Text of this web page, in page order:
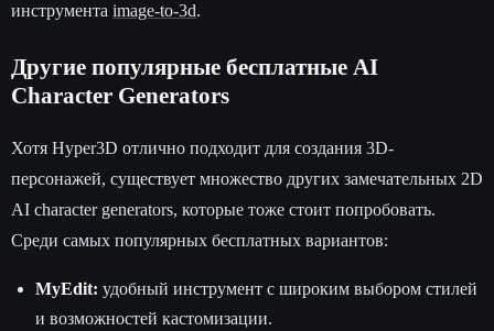
инструмента image-to-3d.
Другие популярные бесплатные AI
Character Generators
Хотя Hyper3D отлично подходит для создания 3D-
персонажей, существует множество других замечательных 2D
AI character generators, которые тоже стоит попробовать.
Среди самых популярных бесплатных вариантов:
MyEdit: удобный инструмент с широким выбором стилей
и возможностей кастомизации.